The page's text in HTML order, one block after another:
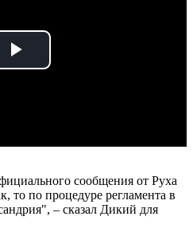
Play
сообщения от Руха
то по процедуре регламента в
– сказал Дикий для